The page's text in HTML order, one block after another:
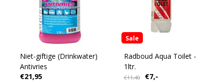
Niet-giftige (Drinkwater)
Antivries
€21,95
Sale
Radboud Aqua Toilet -
1ltr.
€11,40 €7,-